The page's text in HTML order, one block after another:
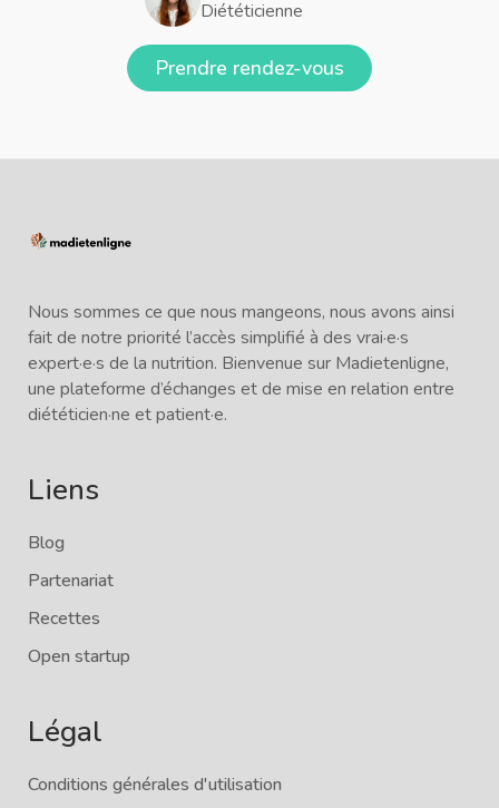
Diététicienne
Prendre rendez-vous
Nous sommes ce que nous mangeons, nous avons ainsi
fait de notre priorité l’accès simplifié à des vrai·e·s
expert·e·s de la nutrition. Bienvenue sur Madietenligne,
une plateforme d’échanges et de mise en relation entre
diététicien·ne et patient·e.
Liens
Blog
Partenariat
Recettes
Open startup
Légal
Conditions générales d'utilisation